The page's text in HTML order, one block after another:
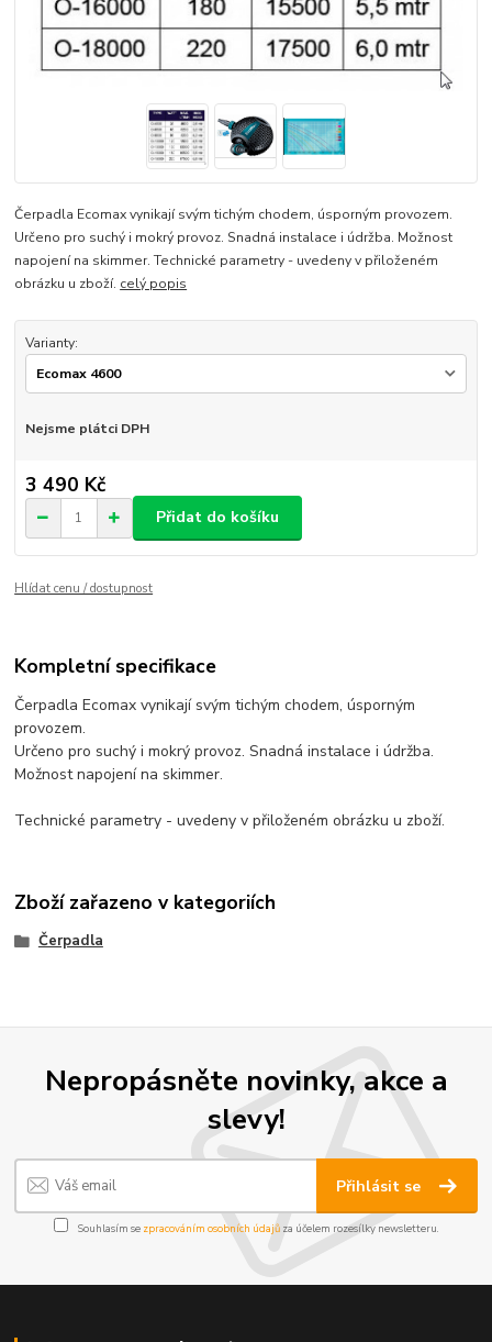
Čerpadla Ecomax vynikají svým tichým chodem, úsporným provozem.
Určeno pro suchý i mokrý provoz. Snadná instalace i údržba. Možnost
napojení na skimmer. Technické parametry - uvedeny v přiloženém
obrázku u zboží. celý popis
Varianty:
Nejsme plátci DPH
3 490 Kč
Přidat do košíku
Hlídat cenu / dostupnost
Kompletní specifikace
Čerpadla Ecomax vynikají svým tichým chodem, úsporným
provozem.
Určeno pro suchý i mokrý provoz. Snadná instalace i údržba.
Možnost napojení na skimmer.
Technické parametry - uvedeny v přiloženém obrázku u zboží.
Zboží zařazeno v kategoriích
Čerpadla
Nepropásněte novinky, akce a
slevy!
Přihlásit se
Souhlasím se zpracováním osobních údajůza účelem rozesílky newsletteru.